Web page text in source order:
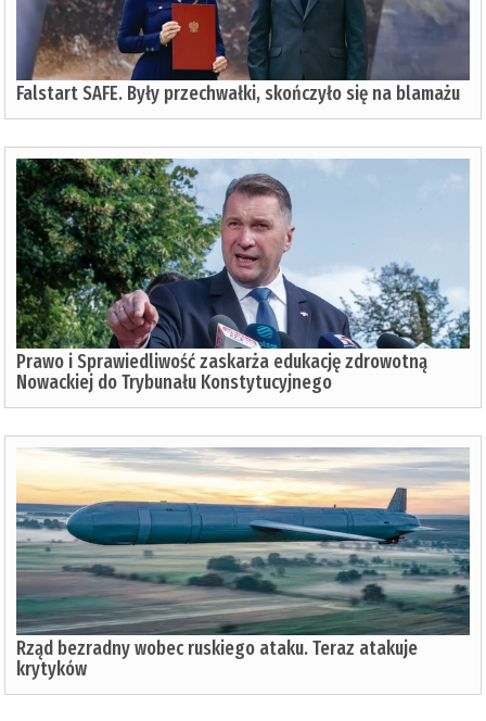
Falstart SAFE. Były przechwałki, skończyło się na blamażu
Prawo i Sprawiedliwość zaskarża edukację zdrowotną
Nowackiej do Trybunału Konstytucyjnego
Rząd bezradny wobec ruskiego ataku. Teraz atakuje
krytyków